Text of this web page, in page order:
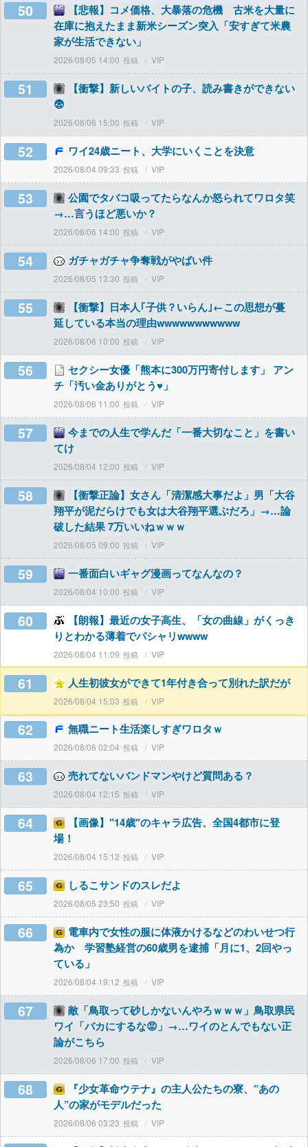
50
【悲報】コメ価格、大暴落の危機 古米を大量に
在庫に抱えたまま新米シーズン突入「安すぎて米農
家が生活できない」
2026/08/05 14:00 VIP
51
【衝撃】新しいバイトの子、読み書きができない
😨
2026/08/06 15:00 VIP
52 ワイ24歳ニート、大学にいくことを決意
2026/08/04 09:33 VIP
53
公園でタバコ吸ってたらなんか怒られてワロタ笑
→…言うほど悪いか？
2026/08/06 14:00 VIP
54 ガチャガチャ争奪戦がやばい件
2026/08/05 13:30 VIP
55
【衝撃】日本人｢子供？いらん｣←この思想が蔓
延している本当の理由wwwwwwwwwww
2026/08/06 10:00 VIP
56
セクシー女優「熊本に300万円寄付します」 アン
チ「汚い金ありがとう♥」
2026/08/06 11:00 VIP
57
今までの人生で学んだ「一番大切なこと」を書い
てけ
2026/08/04 12:00 VIP
58
【衝撃正論】女さん「清潔感大事だよ」男「大谷
翔平が泥だらけでも女は大谷翔平選ぶだろ」→…論
破した結果 7万いいねｗｗｗ
2026/08/05 09:00 VIP
59 一番面白いギャグ漫画ってなんなの？
2026/08/04 10:00 VIP
60
【朗報】最近の女子高生、「女の曲線」がくっき
りとわかる薄着でパシャリwwww
2026/08/04 11:09 VIP
61 人生初彼女ができて1年付き合って別れた訳だが
2026/08/04 15:03 VIP
62 無職ニート生活楽しすぎワロタｗ
2026/08/06 02:04 VIP
63 売れてないバンドマンやけど質問ある？
2026/08/04 12:15 VIP
64
【画像】"14歳"のキャラ広告、全国4都市に登
場！
2026/08/04 15:12 VIP
65 しるこサンドのスレだよ
2026/08/05 23:50 VIP
66
電車内で女性の服に体液かけるなどのわいせつ行
為か 学習塾経営の60歳男を逮捕「月に1、2回やっ
ている」
2026/08/04 19:12 VIP
67
敵「鳥取って砂しかないんやろｗｗｗ」鳥取県民
ワイ「バカにするな😡」→…ワイのとんでもない正
論がこちら
2026/08/06 17:00 VIP
68
『少女革命ウテナ』の主人公たちの寮、”あの
人”の家がモデルだった
2026/08/06 03:23 VIP